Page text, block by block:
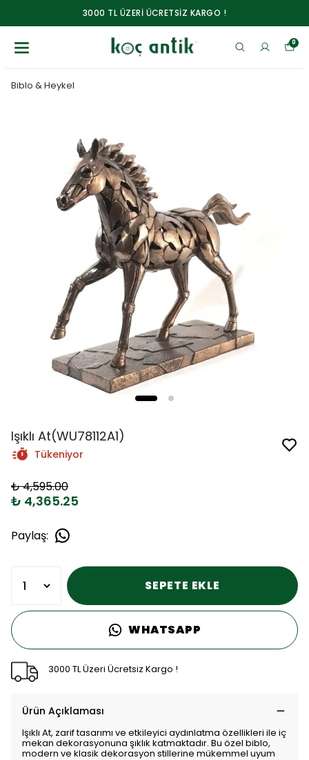
3000 TL ÜZERİ ÜCRETSİZ KARGO !
0
Biblo & Heykel
Işıklı At(WU78112A1)
Tükeniyor
₺ 4,595.00
₺ 4,365.25
Paylaş:
SEPETE EKLE
WHATSAPP
3000 TL Üzeri Ücretsiz Kargo !
Ürün Açıklaması
Işıklı At, zarif tasarımı ve etkileyici aydınlatma özellikleri ile iç
mekan dekorasyonuna şıklık katmaktadır. Bu özel biblo,
modern ve klasik dekorasyon stillerine mükemmel uyum